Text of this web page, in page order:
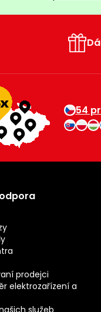
54
prodejci
elektrozařízení a
služeb